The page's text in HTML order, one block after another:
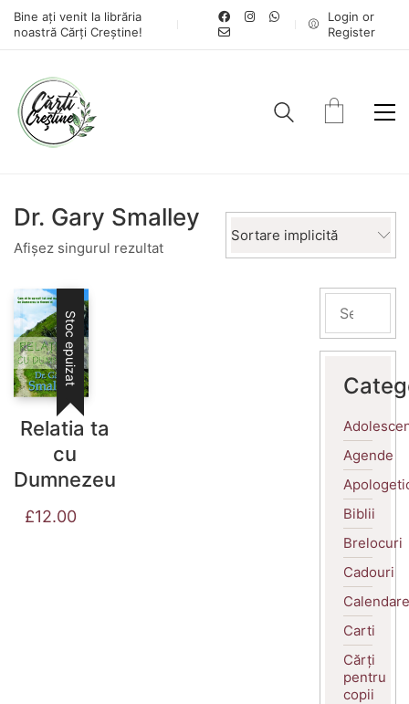
Bine ați venit la librăria
noastră Cărți Creștine!
Login or
Register
Dr. Gary Smalley
Afișez singurul rezultat
Sortare implicită
Stoc epuizat
Relatia ta
cu
Dumnezeu
£12.00
Agende
Biblii
Brelocuri
Cadouri
Calendare
Carti
Cărți
pentru
copii